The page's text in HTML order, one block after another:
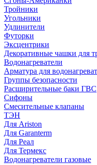
Тройники
Угольники
Удлинители
Футорки
Эксцентрики
Декоративные чашки для
Водонагреватели
Арматура для
Группы безопасности
Расширительные баки ГВС
Сифоны
Смесительные клапаны
ТЭН
Для Ariston
Для Garanterm
Для Реал
Для Термекс
Водонагреватели газовые